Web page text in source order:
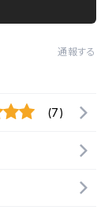
通報する
(7)